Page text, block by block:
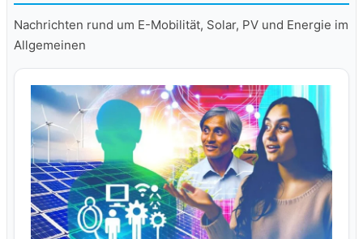
Nachrichten rund um E-Mobilität, Solar, PV und Energie im
Allgemeinen